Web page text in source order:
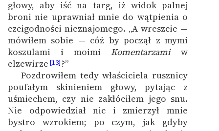
głowy, aby iść na targ, iż widok palnej
broni nie uprawniał mnie do wątpienia o
czcigodności nieznajomego. „A wreszcie —
mówiłem sobie — cóż by począł z mymi
koszulami i moimi Komentarzamiw
elzewirze [13]?”
Pozdrowiłem tedy właściciela rusznicy
poufałym skinieniem głowy, pytając z
uśmiechem, czy nie zakłóciłem jego snu.
Nie odpowiedział nic i zmierzył mnie
bystro wzrokiem; po czym, jak gdyby